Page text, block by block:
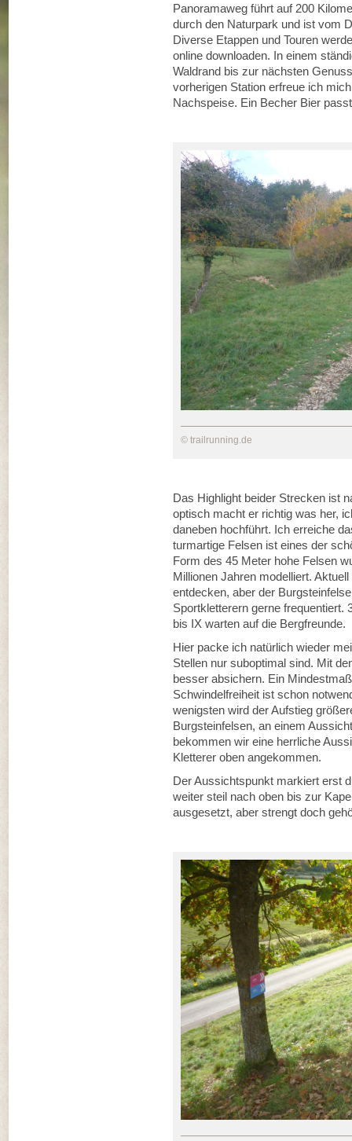
Panoramaweg führt auf 200
durch den Naturpark und ist vom
Diverse Etappen und Touren
online downloaden. In einem
Waldrand bis zur nächsten
vorherigen Station erfreue ich
Nachspeise. Ein Becher Bier
© trailrunning.de
Das Highlight beider Strecken ist
optisch macht er richtig was her,
daneben hochführt. Ich erreiche
turmartige Felsen ist eines der
Form des 45 Meter hohe Felsen
Millionen Jahren modelliert.
entdecken, aber der
Sportkletterern gerne frequentiert.
bis IX warten auf die Bergfreunde.
Hier packe ich natürlich wieder
Stellen nur suboptimal sind. Mit
besser absichern. Ein
Schwindelfreiheit ist schon
wenigsten wird der Aufstieg
Burgsteinfelsen, an einem
bekommen wir eine herrliche
Kletterer oben angekommen.
Der Aussichtspunkt markiert erst
weiter steil nach oben bis zur
ausgesetzt, aber strengt doch